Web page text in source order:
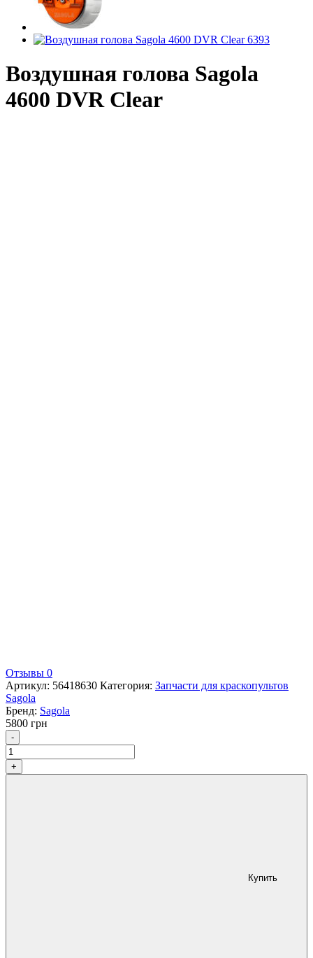
Воздушная голова Sagola
4600 DVR Clear
Отзывы 0
Артикул: 56418630 Категория: Запчасти для краскопультов
Sagola
Бренд: Sagola
5800 грн
- Количество
+
Купить